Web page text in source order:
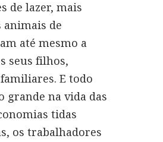
de lazer, mais
animais de
até mesmo a
seus filhos,
E todo
grande na vida das
tidas
os trabalhadores